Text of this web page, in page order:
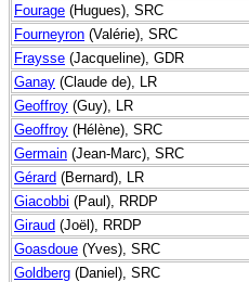
Fourage (Hugues), SRC
Fourneyron (Valérie), SRC
Fraysse (Jacqueline), GDR
Ganay (Claude de), LR
Geoffroy (Guy), LR
Geoffroy (Hélène), SRC
Germain (Jean-Marc), SRC
Gérard (Bernard), LR
Giacobbi (Paul), RRDP
Giraud (Joël), RRDP
Goasdoue (Yves), SRC
Goldberg (Daniel), SRC